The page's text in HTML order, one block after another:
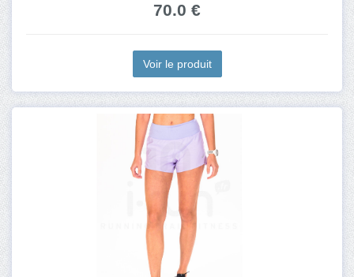
70.0 €
Voir le produit